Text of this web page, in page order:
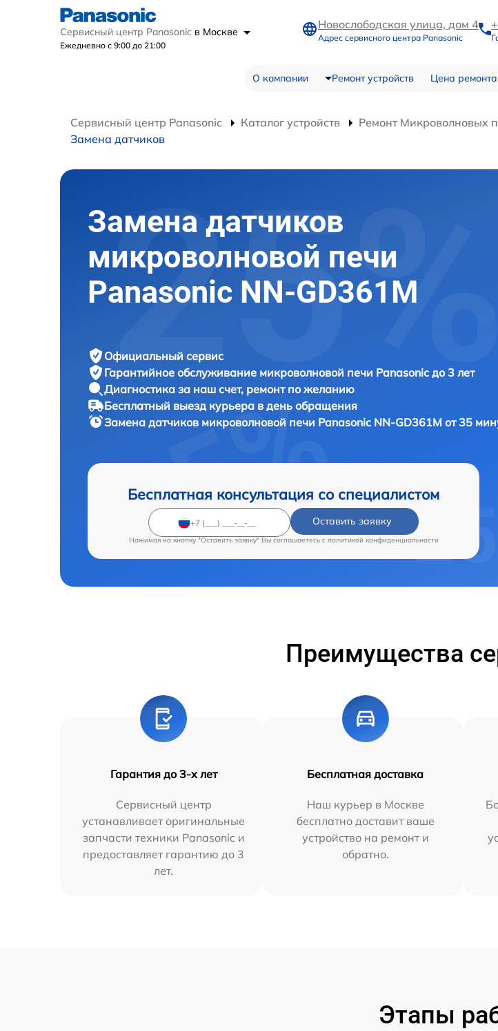
Сервисный центр Panasonic в Москве
Ежедневно с 9:00 до 21:00
Новослободская улица, дом 4
Адрес сервисного центра Panasonic
О компании Ремонт устройств Цена ремонта
Сервисный центр Panasonic Каталог устройств Ремонт Микроволновых
Замена датчиков
Замена датчиков
микроволновой печи
Panasonic NN-GD361M
Официальный сервис
Гарантийное обслуживание микроволновой печи Panasonic до 3 лет
Диагностика за наш счет, ремонт по желанию
Бесплатный выезд курьера в день обращения
Замена датчиков микроволновой печи Panasonic NN-GD361M от 35
Бесплатная консультация со специалистом
Оставить заявку
Нажимая на кнопку "Оставить заявку" Вы соглашаетесь c политикой конфиденциальности
Преимущества
Гарантия до 3-х лет
Сервисный центр
устанавливает оригинальные
запчасти техники Panasonic и
предоставляет гарантию до 3
лет.
Бесплатная доставка
Наш курьер в Москве
бесплатно доставит ваше
устройство на ремонт и
обратно.
Этапы